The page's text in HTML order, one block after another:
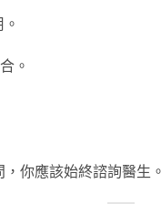
。
你應該始終諮詢醫生。